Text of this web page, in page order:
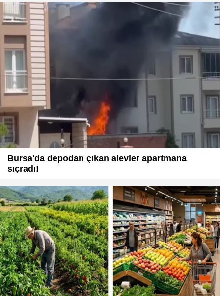
Bursa'da depodan çıkan alevler apartmana
sıçradı!